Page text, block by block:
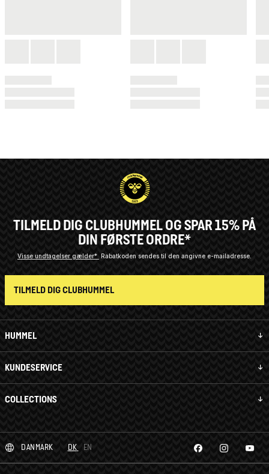
HUMMEL
KUNDESERVICE
COLLECTIONS
TILMELD DIG CLUBHUMMEL OG SPAR 15% PÅ
DIN FØRSTE ORDRE*
Visse undtagelser gælder* Rabatkoden sendes til den angivne e-mailadresse.
TILMELD DIG CLUBHUMMEL
DANMARK DK EN